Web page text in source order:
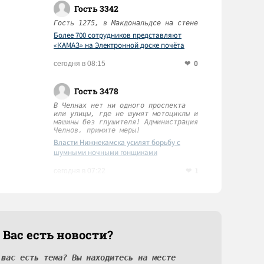
Гость 3342
Гость 1275, в Макдональдсе на стене
Более 700 сотрудников представляют
«КАМАЗ» на Электронной доске почёта
сегодня в 08:15 0
Гость 3478
В Челнах нет ни одного проспекта
или улицы, где не шумят мотоциклы и
машины без глушителя! Администрация
Челнов, примите меры!
Власти Нижнекамска усилят борьбу с
шумными ночными гонщиками
есть новости?
есть тема? Вы находитесь на месте